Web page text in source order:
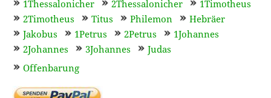
1Thessalonicher
2Thessalonicher
1Timotheus
2Timotheus
Titus Philemon
Hebräer
Jakobus
1Petrus 2Petrus
1Johannes
2Johannes
3Johannes
Judas
Offenbarung